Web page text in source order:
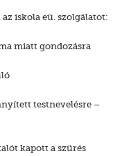
iskola eü. szolgálatot:
miatt gondozásra
testnevelésre –
kapott a szűrés